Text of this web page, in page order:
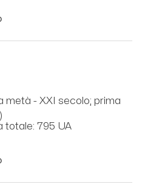
metà - XXI secolo; prima
totale: 795 UA